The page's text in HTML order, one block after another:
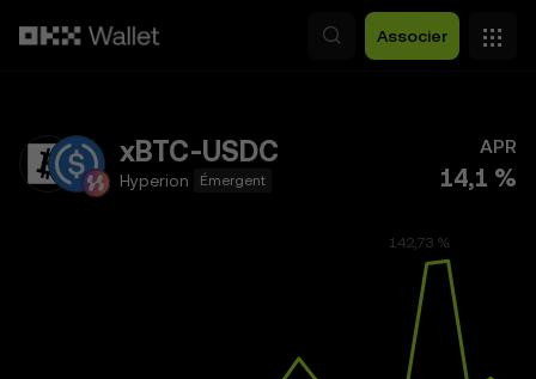
Associer
xBTC-USDC
Hyperion Émergent
APR
14,1 %